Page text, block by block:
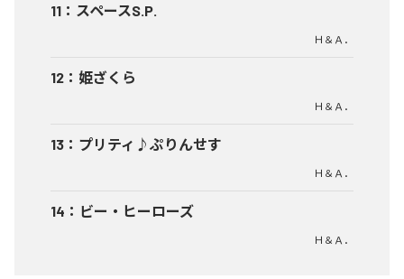
11 ： スペースS.P.
Ｈ＆Ａ．
12 ： 姫ざくら
Ｈ＆Ａ．
13 ： プリティ♪ぷりんせす
Ｈ＆Ａ．
14 ： ビー・ヒーローズ
Ｈ＆Ａ．